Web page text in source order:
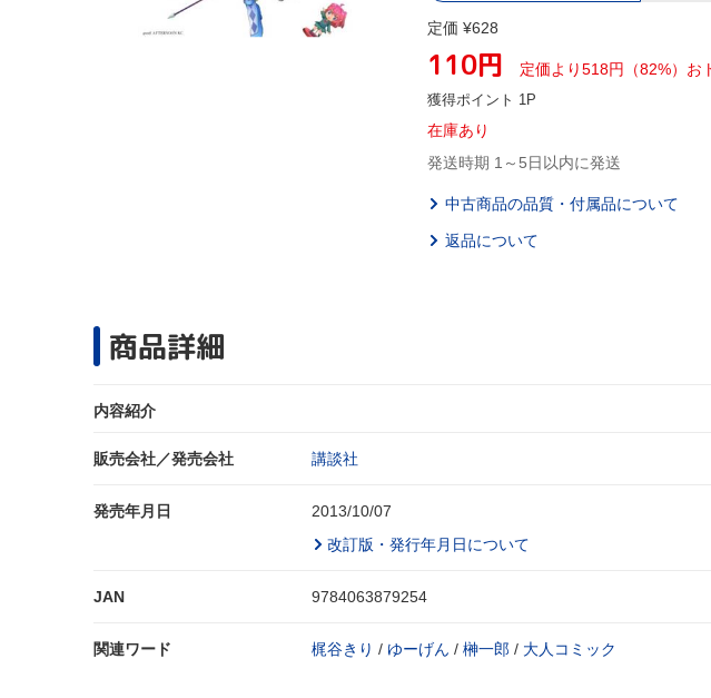
定価 ¥628
110円 定価より518円（82%）お
獲得ポイント 1P
在庫あり
発送時期 1～5日以内に発送
中古商品の品質・付属品について
返品について
商品詳細
内容紹介
販売会社／発売会社 講談社
発売年月日
2013/10/07
改訂版・発行年月日について
JAN 9784063879254
関連ワード 梶谷きり / ゆーげん / 榊一郎 / 大人コミック